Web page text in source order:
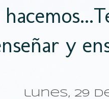
y
lunes, 29